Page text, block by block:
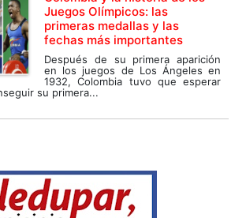
Juegos Olímpicos: las
primeras medallas y las
fechas más importantes
Después de su primera aparición
en los juegos de Los Ángeles en
1932, Colombia tuvo que esperar
su primera...